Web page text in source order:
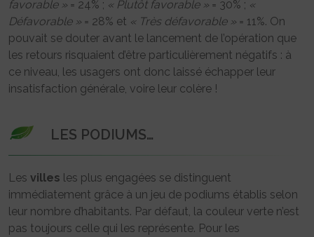
favorable » = 24% ; « Plutôt favorable » = 30% ; «
Défavorable » = 28% et « Très défavorable » = 11%. On
pouvait se douter avant le lancement de l’opération que
les retours risquaient d’être particulièrement négatifs : à
ce niveau, les usagers ont donc laissé échapper leur
insatisfaction générale, voire leur colère !
LES PODIUMS…
Les villes les plus engagées se distinguent
immédiatement grâce à un jeu de podiums établis selon
leur nombre d’habitants. Par défaut, la couleur verte n’est
pas toujours celle qui les représente. Pour les